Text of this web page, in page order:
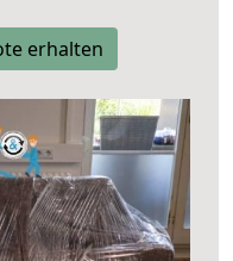
erhalten